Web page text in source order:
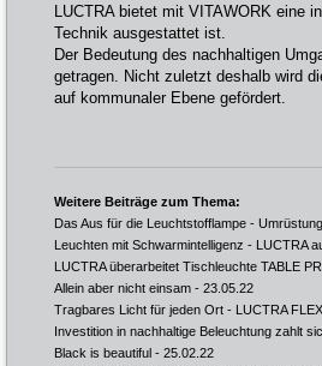
LUCTRA bietet mit VITAWORK eine
Technik ausgestattet ist.
Der Bedeutung des nachhaltigen
getragen. Nicht zuletzt deshalb wird
auf kommunaler Ebene gefördert.
Weitere Beiträge zum Thema:
Das Aus für die Leuchtstofflampe -
Leuchten mit Schwarmintelligenz - LUCTRA
LUCTRA überarbeitet Tischleuchte TABLE
Allein aber nicht einsam - 23.05.22
Tragbares Licht für jeden Ort - LUCTRA
Investition in nachhaltige Beleuchtung zahlt
Black is beautiful - 25.02.22